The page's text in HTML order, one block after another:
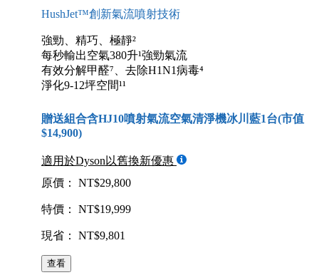
HushJet™創新氣流噴射技術
強勁、精巧、極靜²
每秒輸出空氣380升¹強勁氣流
有效分解甲醛⁷、去除H1N1病毒⁴
淨化9-12坪空間¹¹
贈送組合含HJ10噴射氣流空氣清淨機冰川藍1台(市值
$14,900)
適用於Dyson以舊換新優惠
原價： NT$29,800
特價： NT$19,999
現省： NT$9,801
查看